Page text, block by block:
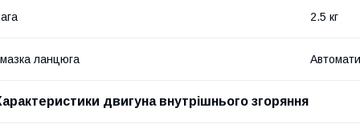
2.5 кг
ланцюга
двигуна внутрішнього згоряння